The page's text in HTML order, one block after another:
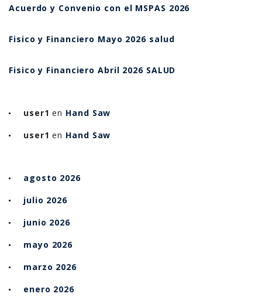
Acuerdo y Convenio con el MSPAS 2026
Fisico y Financiero Mayo 2026 salud
Fisico y Financiero Abril 2026 SALUD
user1 en Hand Saw
user1 en Hand Saw
agosto 2026
julio 2026
junio 2026
mayo 2026
marzo 2026
enero 2026